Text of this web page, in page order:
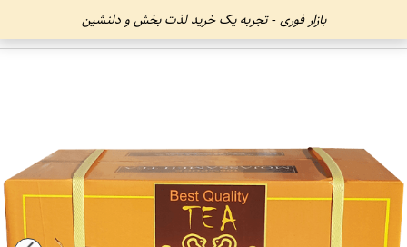
بازار فوری - تجربه یک خرید لذت بخش و دلنشین